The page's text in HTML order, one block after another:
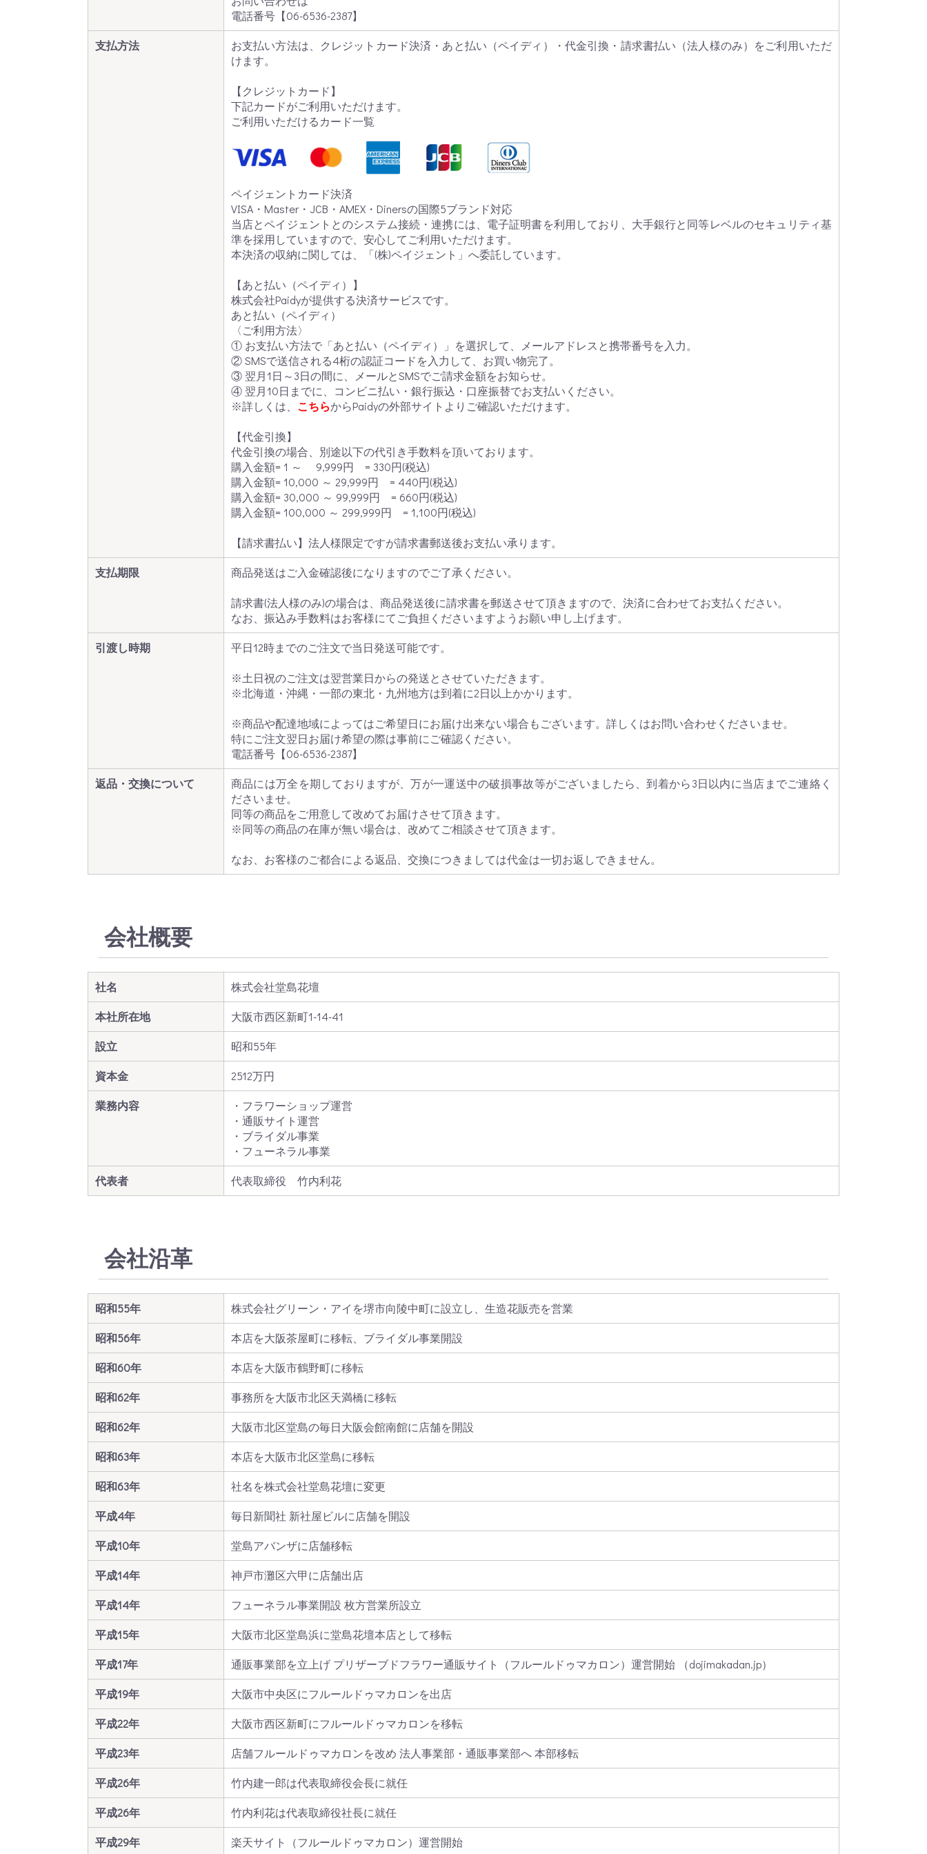
電話番号【06-6536-2387】
支払方法
お支払い方法は、クレジットカード決済・あと払い（ペイディ）・代金引換・請求書払い（法人様のみ）をご利用いただ
けます。
【クレジットカード】
下記カードがご利用いただけます。
ご利用いただけるカード一覧
ペイジェントカード決済
VISA・Master・JCB・AMEX・Dinersの国際5ブランド対応
当店とペイジェントとのシステム接続・連携には、電子証明書を利用しており、大手銀行と同等レベルのセキュリティ基
準を採用していますので、安心してご利用いただけます。
本決済の収納に関しては、「(株)ペイジェント」へ委託しています。
【あと払い（ペイディ）】
株式会社Paidyが提供する決済サービスです。
あと払い（ペイディ）
〈ご利用方法〉
① お支払い方法で「あと払い（ペイディ）」を選択して、メールアドレスと携帯番号を入力。
② SMSで送信される4桁の認証コードを入力して、お買い物完了。
③ 翌月1日～3日の間に、メールとSMSでご請求金額をお知らせ。
④ 翌月10日までに、コンビニ払い・銀行振込・口座振替でお支払いください。
※詳しくは、 こちらからPaidyの外部サイトよりご確認いただけます。
【代金引換】
代金引換の場合、別途以下の代引き手数料を頂いております。
購入金額=1 ～ 9,999円 = 330円(税込)
購入金額=10,000 ～ 29,999円 = 440円(税込)
購入金額=30,000 ～ 99,999円 = 660円(税込)
購入金額=100,000 ～ 299,999円 = 1,100円(税込)
【請求書払い】法人様限定ですが請求書郵送後お支払い承ります。
支払期限 商品発送はご入金確認後になりますのでご了承ください。
請求書(法人様のみ)の場合は、商品発送後に請求書を郵送させて頂きますので、決済に合わせてお支払ください。
なお、振込み手数料はお客様にてご負担くださいますようお願い申し上げます。
引渡し時期 平日12時までのご注文で当日発送可能です。
※土日祝のご注文は翌営業日からの発送とさせていただきます。
※北海道・沖縄・一部の東北・九州地方は到着に2日以上かかります。
※商品や配達地域によってはご希望日にお届け出来ない場合もございます。詳しくはお問い合わせくださいませ。
特にご注文翌日お届け希望の際は事前にご確認ください。
電話番号【06-6536-2387】
返品・交換について
商品には万全を期しておりますが、万が一運送中の破損事故等がございましたら、到着から3日以内に当店までご連絡く
ださいませ。
同等の商品をご用意して改めてお届けさせて頂きます。
※同等の商品の在庫が無い場合は、改めてご相談させて頂きます。
なお、お客様のご都合による返品、交換につきましては代金は一切お返しできません。
会社概要
社名 株式会社堂島花壇
本社所在地 大阪市西区新町1-14-41
設立 昭和55年
資本金 2512万円
業務内容
・フラワーショップ運営
・通販サイト運営
・ブライダル事業
・フューネラル事業
代表者 代表取締役 竹内利花
会社沿革
昭和55年 株式会社グリーン・アイを堺市向陵中町に設立し、生造花販売を営業
昭和56年 本店を大阪茶屋町に移転、ブライダル事業開設
昭和60年 本店を大阪市鶴野町に移転
昭和62年 事務所を大阪市北区天満橋に移転
昭和62年 大阪市北区堂島の毎日大阪会館南館に店舗を開設
昭和63年 本店を大阪市北区堂島に移転
昭和63年 社名を株式会社堂島花壇に変更
平成4年 毎日新聞社 新社屋ビルに店舗を開設
平成10年 堂島アバンザに店舗移転
平成14年 神戸市灘区六甲に店舗出店
平成14年 フューネラル事業開設 枚方営業所設立
平成15年 大阪市北区堂島浜に堂島花壇本店として移転
平成17年 通販事業部を立上げ プリザーブドフラワー通販サイト（フルールドゥマカロン）運営開始 （dojimakadan.jp）
平成19年 大阪市中央区にフルールドゥマカロンを出店
平成22年 大阪市西区新町にフルールドゥマカロンを移転
平成23年 店舗フルールドゥマカロンを改め 法人事業部・通販事業部へ 本部移転
平成26年 竹内建一郎は代表取締役会長に就任
平成26年 竹内利花は代表取締役社長に就任
平成29年 楽天サイト（フルールドゥマカロン）運営開始